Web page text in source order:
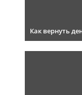
Как вернуть